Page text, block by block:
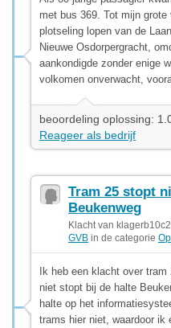
met bus 369. Tot mijn
plotseling lopen van de
Nieuwe Osdorpergracht,
aankondigde zonder enige
volkomen onverwacht,
beoordeling oplossing:
Reageer als bedrijf
Tram 25 stopt
Beukenweg
Klacht van
GVB in de categorie
Ik heb een klacht over
niet stopt bij de halte
halte op het
trams hier niet, waardoor ik